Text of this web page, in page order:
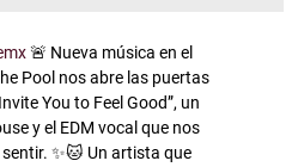
🚨 Nueva música en el
Pool nos abre las puertas
You to Feel Good”, un
y el EDM vocal que nos
✨🐱 Un artista que